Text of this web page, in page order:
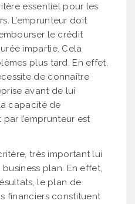
essentiel pour les
L’emprunteur doit
le crédit
impartie. Cela
plus tard. En effet,
de connaître
avant de lui
capacité de
l’emprunteur est
très important lui
business plan. En effet,
le plan de
financiers constituent